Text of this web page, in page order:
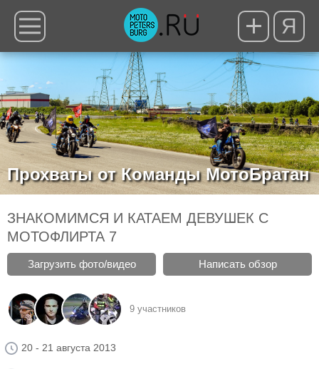
Я
Прохваты от Команды МотоБратан
ЗНАКОМИМСЯ И КАТАЕМ ДЕВУШЕК С
МОТОФЛИРТА 7
Загрузить фото/видео Написать обзор
9 участников
20 - 21 августа 2013